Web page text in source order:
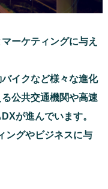
ーケティングに与え
イクなど様々な進化
公共交通機関や高速
が進んでいます。
ングやビジネスに与